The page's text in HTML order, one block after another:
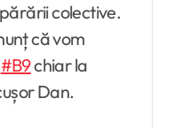
colective.
că vom
#B9chiar la
Dan.